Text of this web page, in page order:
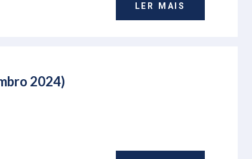
LER MAIS
2024)